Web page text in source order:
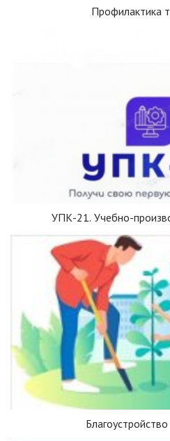
Профилактика
УПК-21. Учебно-